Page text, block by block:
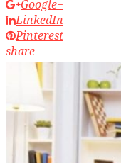
Google+
LinkedIn
Pinterest
share